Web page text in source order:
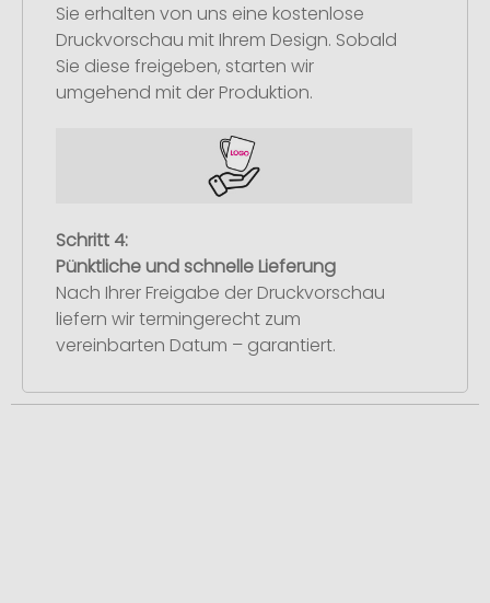
Sie erhalten von uns eine kostenlose
Druckvorschau mit Ihrem Design. Sobald
Sie diese freigeben, starten wir
umgehend mit der Produktion.
Schritt 4:
Pünktliche und schnelle Lieferung
Nach Ihrer Freigabe der Druckvorschau
liefern wir termingerecht zum
vereinbarten Datum – garantiert.